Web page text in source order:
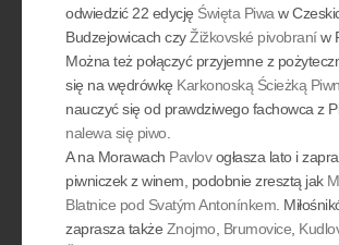
odwiedzić 22 edycję Święta Piwa w
Budzejowicach czyŽižkovské pivobraníw
Można też połączyć przyjemne z
się na wędrówkę Karkonoską Ścieżką
nauczyć się od prawdziwego fachowca z
nalewa się piwo
A na Morawach Pavlovogłasza lato i
piwniczek z winem, podobnie zresztą jak
Blatnice pod Svatým Antonínkem .
zaprasza także Znojmo Brumovice